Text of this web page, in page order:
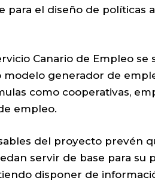
para el diseño de políticas
Canario de Empleo
modelo generador de
como cooperativas,
empleo.
del proyecto prevén
servir de base para su
disponer de